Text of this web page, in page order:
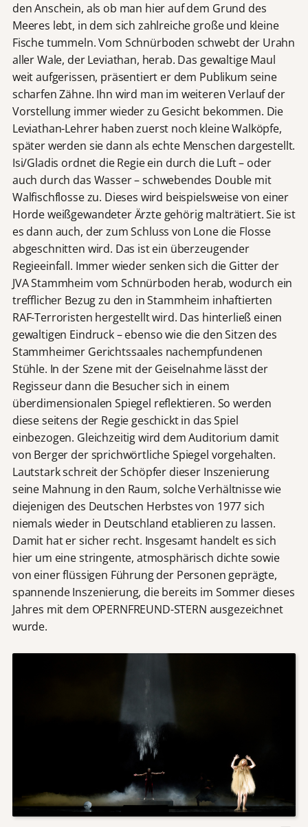
den Anschein, als ob man hier auf dem Grund des
Meeres lebt, in dem sich zahlreiche große und kleine
Fische tummeln. Vom Schnürboden schwebt der Urahn
aller Wale, der Leviathan, herab. Das gewaltige Maul
weit aufgerissen, präsentiert er dem Publikum seine
scharfen Zähne. Ihn wird man im weiteren Verlauf der
Vorstellung immer wieder zu Gesicht bekommen. Die
Leviathan-Lehrer haben zuerst noch kleine Walköpfe,
später werden sie dann als echte Menschen dargestellt.
Isi/Gladis ordnet die Regie ein durch die Luft – oder
auch durch das Wasser – schwebendes Double mit
Walfischflosse zu. Dieses wird beispielsweise von einer
Horde weißgewandeter Ärzte gehörig malträtiert. Sie ist
es dann auch, der zum Schluss von Lone die Flosse
abgeschnitten wird. Das ist ein überzeugender
Regieeinfall. Immer wieder senken sich die Gitter der
JVA Stammheim vom Schnürboden herab, wodurch ein
trefflicher Bezug zu den in Stammheim inhaftierten
RAF-Terroristen hergestellt wird. Das hinterließ einen
gewaltigen Eindruck – ebenso wie die den Sitzen des
Stammheimer Gerichtssaales nachempfundenen
Stühle. In der Szene mit der Geiselnahme lässt der
Regisseur dann die Besucher sich in einem
überdimensionalen Spiegel reflektieren. So werden
diese seitens der Regie geschickt in das Spiel
einbezogen. Gleichzeitig wird dem Auditorium damit
von Berger der sprichwörtliche Spiegel vorgehalten.
Lautstark schreit der Schöpfer dieser Inszenierung
seine Mahnung in den Raum, solche Verhältnisse wie
diejenigen des Deutschen Herbstes von 1977 sich
niemals wieder in Deutschland etablieren zu lassen.
Damit hat er sicher recht. Insgesamt handelt es sich
hier um eine stringente, atmosphärisch dichte sowie
von einer flüssigen Führung der Personen geprägte,
spannende Inszenierung, die bereits im Sommer dieses
Jahres mit dem OPERNFREUND-STERN ausgezeichnet
wurde.